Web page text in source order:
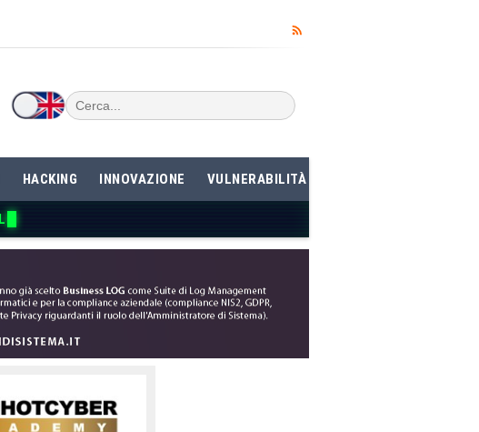
HACKING INNOVAZIONE VULNERABILITÀ